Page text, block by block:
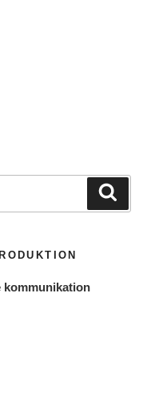
kommunikation